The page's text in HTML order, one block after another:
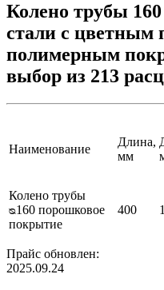
Колено трубы
стали с цветным
полимерным
выбор из 213
Наименование
Длина,
мм
Колено трубы
ᴓ160 порошковое
покрытие
400
Прайс обновлен:
2025.09.24